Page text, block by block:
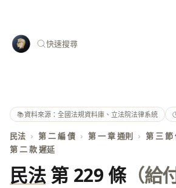
快速搜尋
📚資料來源：全國法規資料庫、立法院法律系統
民法 › 第 二 編 債 › 第 一 章 通則 › 第 三 節
第 二 款 遲延
民法第 229 條（給